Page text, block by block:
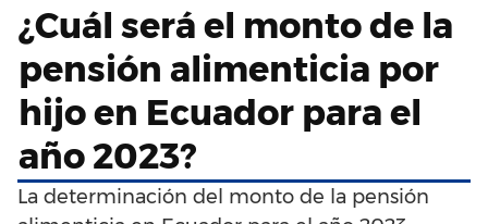
¿Cuál será el monto de la
pensión alimenticia por
hijo en Ecuador para el
año 2023?
La determinación del monto de la pensión